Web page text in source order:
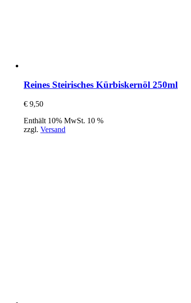
Reines Steirisches Kürbiskernöl 250ml
€ 9,50
Enthält 10% MwSt. 10 %
zzgl. Versand